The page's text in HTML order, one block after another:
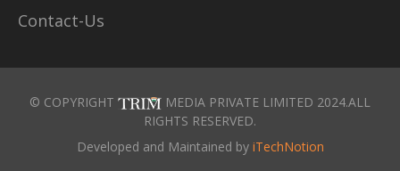
Contact-Us
© COPYRIGHT
MEDIA PRIVATE LIMITED 2024.ALL
RIGHTS RESERVED.
Developed and Maintained by iTechNotion